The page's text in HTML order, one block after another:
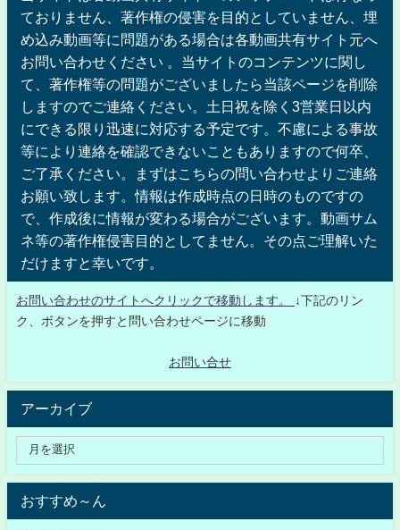
ておりません、著作権の侵害を目的としていません、埋
め込み動画等に問題がある場合は各動画共有サイト元へ
お問い合わせください 。当サイトのコンテンツに関し
て、著作権等の問題がございましたら当該ページを削除
しますのでご連絡ください。土日祝を除く3営業日以内
にできる限り迅速に対応する予定です。不慮による事故
等により連絡を確認できないこともありますので何卒、
ご了承ください。まずはこちらの問い合わせよりご連絡
お願い致します。情報は作成時点の日時のものですの
で、作成後に情報が変わる場合がございます。動画サム
ネ等の著作権侵害目的としてません。その点ご理解いた
だけますと幸いです。
お問い合わせのサイトへクリックで移動します。
↓下記のリン
ク、ボタンを押すと問い合わせページに移動
お問い合せ
アーカイブ
おすすめ～ん